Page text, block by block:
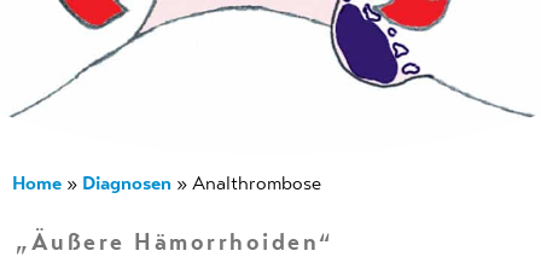
Home » Diagnosen » Analthrombose
„Äußere Hämorrhoiden“